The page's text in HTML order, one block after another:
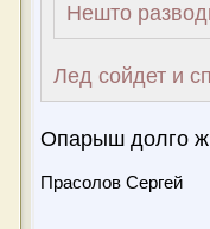
Нешто
Лед сойдет и
Опарыш долго
Прасолов Сергей